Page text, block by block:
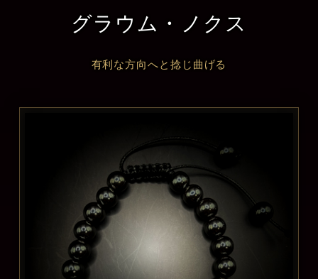
グラウム・ノクス
有利な方向へと捻じ曲げる